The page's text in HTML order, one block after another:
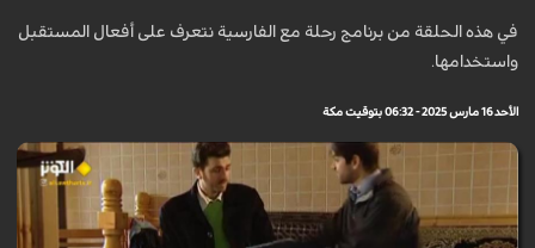
في هذه الحلقة من برنامج رحلة مع الفارسية نتعرف على أفعال المستقبل
واستخدامها.
الأحد 16 مارس 2025 - 06:32 بتوقيت مكة